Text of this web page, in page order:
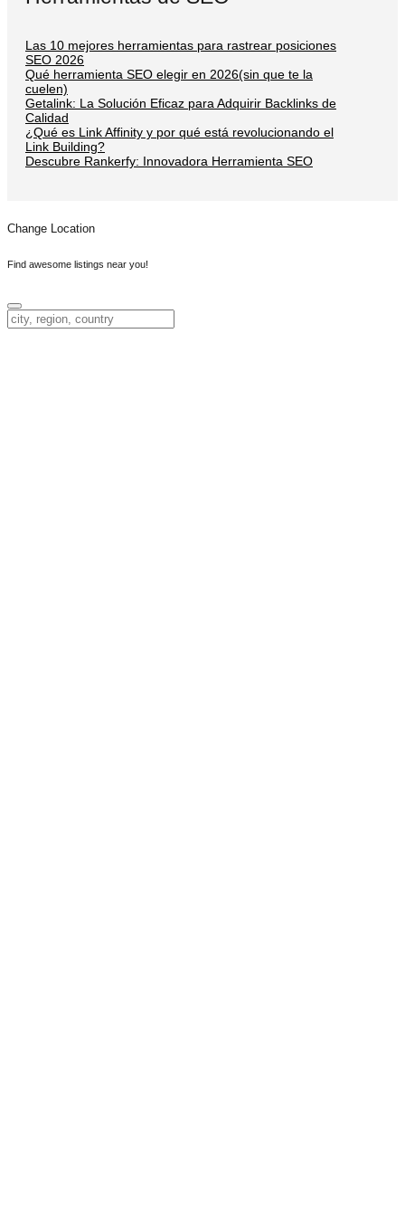
Las 10 mejores herramientas para rastrear posiciones
SEO 2026
Qué herramienta SEO elegir en 2026(sin que te la
cuelen)
Getalink: La Solución Eficaz para Adquirir Backlinks de
Calidad
¿Qué es Link Affinity y por qué está revolucionando el
Link Building?
Descubre Rankerfy: Innovadora Herramienta SEO
Change Location
Find awesome listings near you!
Change Location